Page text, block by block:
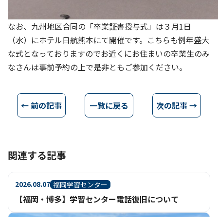
なお、九州地区合同の「卒業証書授与式」は３月1日
（水）にホテル日航熊本にて開催です。こちらも例年盛大
な式となっておりますのでお近くにお住まいの卒業生のみ
なさんは事前予約の上で是非ともご参加ください。
← 前の記事 一覧に戻る 次の記事 →
関連する記事
2026.08.07 福岡学習センター
【福岡・博多】学習センター電話復旧について